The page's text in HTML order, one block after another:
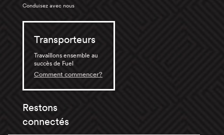
Conduisez avec nous
Transporteurs
Travaillons ensemble au
succès de Fuel
Comment commencer?
Restons
connectés